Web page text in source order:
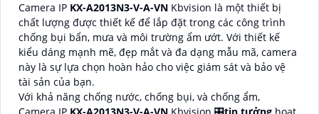
Camera IP KX-A2013N3-V-A-VN Kbvision là một thiết bị
chất lượng được thiết kế để lắp đặt trong các công trình
chống bụi bẩn, mưa và môi trường ẩm ướt. Với thiết kế
kiểu dáng mạnh mẽ, đẹp mắt và đa dạng mẫu mã, camera
này là sự lựa chọn hoàn hảo cho việc giám sát và bảo vệ
tài sản của bạn.
Với khả năng chống nước, chống bụi, và chống ẩm,